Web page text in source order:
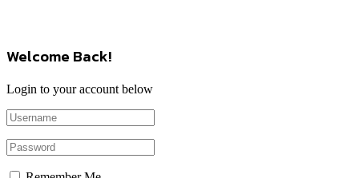
Welcome Back!
Login to your account below